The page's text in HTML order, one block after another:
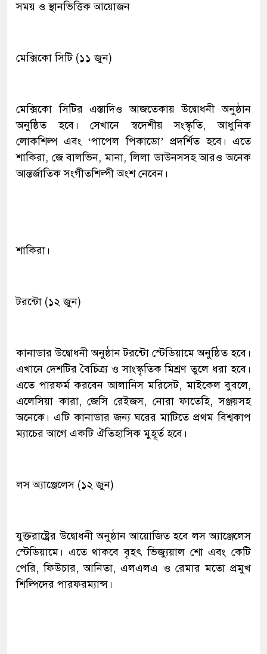
সময় ও স্থানভিত্তিক আয়োজন
মেক্সিকো সিটি (১১ জুন)
মেক্সিকো সিটির এস্তাদিও আজতেকায় উদ্বোধনী অনুষ্ঠান
অনুষ্ঠিত হবে। সেখানে স্বদেশীয় সংস্কৃতি, আধুনিক
লোকশিল্প এবং ‘পাপেল পিকাডো’ প্রদর্শিত হবে। এতে
শাকিরা, জে বালভিন, মানা, লিলা ডাউনসসহ আরও অনেক
আন্তর্জাতিক সংগীতশিল্পী অংশ নেবেন।
শাকিরা।
টরন্টো (১২ জুন)
কানাডার উদ্বোধনী অনুষ্ঠান টরন্টো স্টেডিয়ামে অনুষ্ঠিত হবে।
এখানে দেশটির বৈচিত্র্য ও সাংস্কৃতিক মিশ্রণ তুলে ধরা হবে।
এতে পারফর্ম করবেন আলানিস মরিসেট, মাইকেল বুবলে,
এলেসিয়া কারা, জেসি রেইজস, নোরা ফাতেহি, সঞ্জয়সহ
অনেকে। এটি কানাডার জন্য ঘরের মাটিতে প্রথম বিশ্বকাপ
ম্যাচের আগে একটি ঐতিহাসিক মুহূর্ত হবে।
লস অ্যাঞ্জেলেস (১২ জুন)
যুক্তরাষ্ট্রের উদ্বোধনী অনুষ্ঠান আয়োজিত হবে লস অ্যাঞ্জেলেস
স্টেডিয়ামে। এতে থাকবে বৃহৎ ভিজ্যুয়াল শো এবং কেটি
পেরি, ফিউচার, আনিতা, এলএলএ ও রেমার মতো প্রমুখ
শিল্পিদের পারফরম্যান্স।